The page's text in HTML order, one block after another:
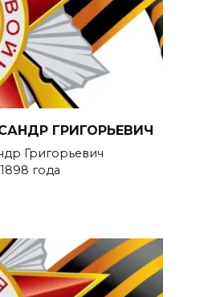
ГРИГОРЬЕВИЧ
Григорьевич
года